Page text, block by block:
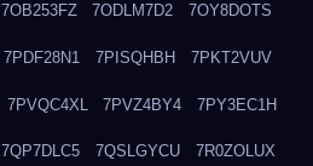
7OB253FZ 7ODLM7D2 7OY8DOTS
7PDF28N1 7PISQHBH 7PKT2VUV
7PVQC4XL 7PVZ4BY4 7PY3EC1H
7QP7DLC5 7QSLGYCU 7R0ZOLUX